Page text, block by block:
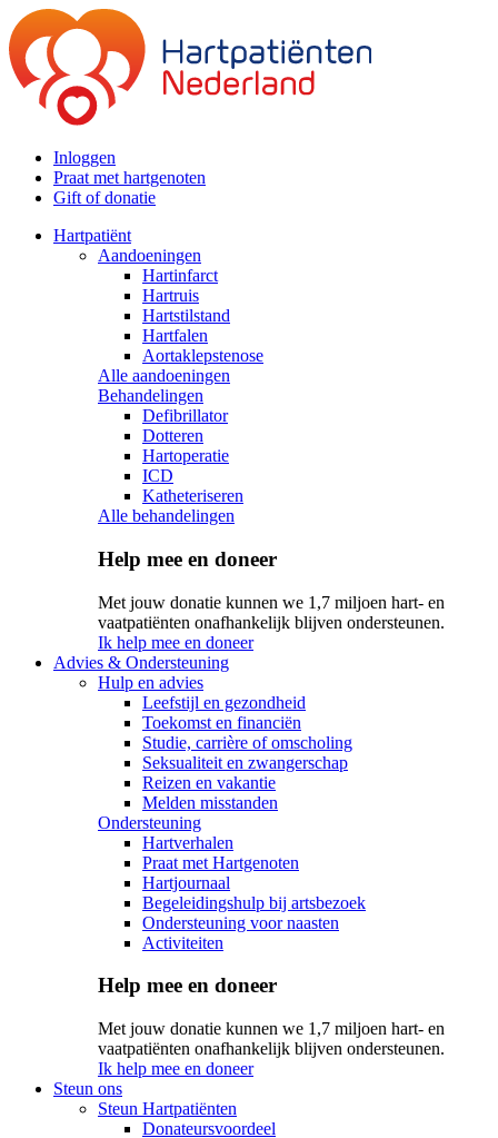
Inloggen
Praat met hartgenoten
Gift of donatie
Hartpatiënt
Aandoeningen
Hartinfarct
Hartruis
Hartstilstand
Hartfalen
Aortaklepstenose
Alle aandoeningen
Behandelingen
Defibrillator
Dotteren
Hartoperatie
ICD
Katheteriseren
Alle behandelingen
Help mee en doneer
Met jouw donatie kunnen we 1,7 miljoen hart- en
vaatpatiënten onafhankelijk blijven ondersteunen.
Ik help mee en doneer
Advies & Ondersteuning
Hulp en advies
Leefstijl en gezondheid
Toekomst en financiën
Studie, carrière of omscholing
Seksualiteit en zwangerschap
Reizen en vakantie
Melden misstanden
Ondersteuning
Hartverhalen
Praat met Hartgenoten
Hartjournaal
Begeleidingshulp bij artsbezoek
Ondersteuning voor naasten
Activiteiten
Help mee en doneer
Met jouw donatie kunnen we 1,7 miljoen hart- en
vaatpatiënten onafhankelijk blijven ondersteunen.
Ik help mee en doneer
Steun ons
Steun Hartpatiënten
Donateursvoordeel